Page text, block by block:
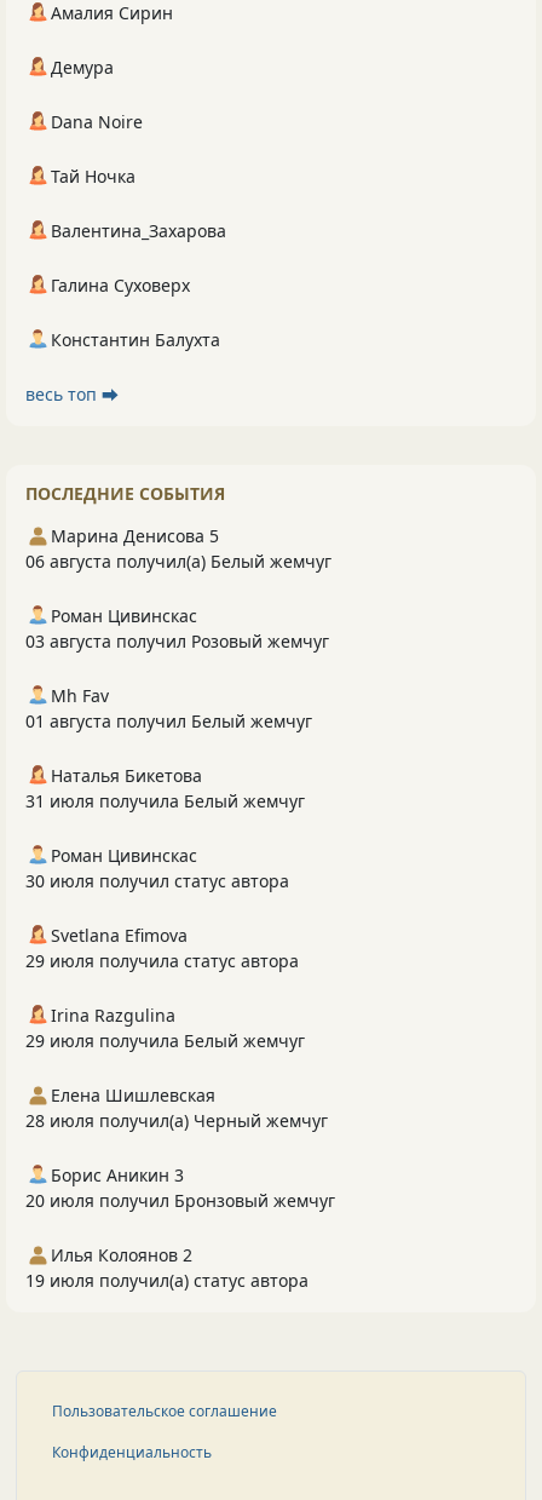
Амалия Сирин
Демура
Dana Noire
Тай Ночка
Валентина_Захарова
Галина Суховерх
Константин Балухта
весь топ ⮕
ПОСЛЕДНИЕ СОБЫТИЯ
Марина Денисова 5
06 августа получил(а) Белый жемчуг
Роман Цивинскас
03 августа получил Розовый жемчуг
Mh Fav
01 августа получил Белый жемчуг
Наталья Бикетова
31 июля получила Белый жемчуг
Роман Цивинскас
30 июля получил статус автора
Svetlana Efimova
29 июля получила статус автора
Irina Razgulina
29 июля получила Белый жемчуг
Елена Шишлевская
28 июля получил(а) Черный жемчуг
Борис Аникин 3
20 июля получил Бронзовый жемчуг
Илья Колоянов 2
19 июля получил(а) статус автора
Пользовательское соглашение
Конфиденциальность